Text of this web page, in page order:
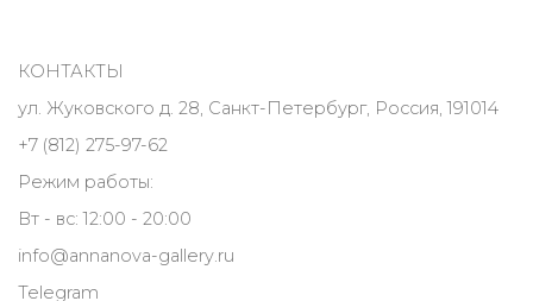
КОНТАКТЫ
ул. Жуковского д. 28, Санкт-Петербург, Россия, 191014
+7 (812) 275-97-62
Режим работы:
Вт - вс: 12:00 - 20:00
info@annanova-gallery.ru
Telegram